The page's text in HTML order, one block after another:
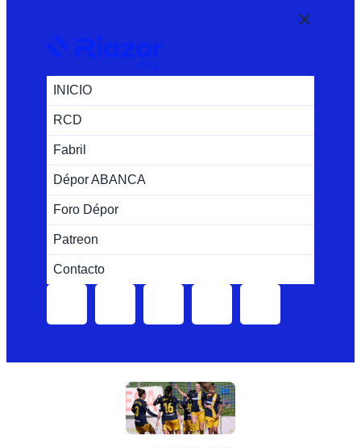
INICIO
RCD
Fabril
Dépor ABANCA
Foro Dépor
Patreon
Contacto